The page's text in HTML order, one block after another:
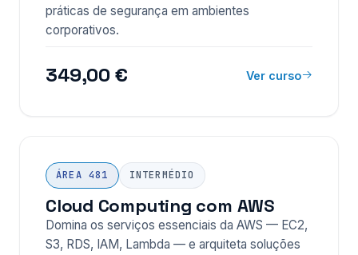
práticas de segurança em ambientes
corporativos.
349,00 € Ver curso
ÁREA 481 INTERMÉDIO
Cloud Computing com AWS
Domina os serviços essenciais da AWS — EC2,
S3, RDS, IAM, Lambda — e arquiteta soluções